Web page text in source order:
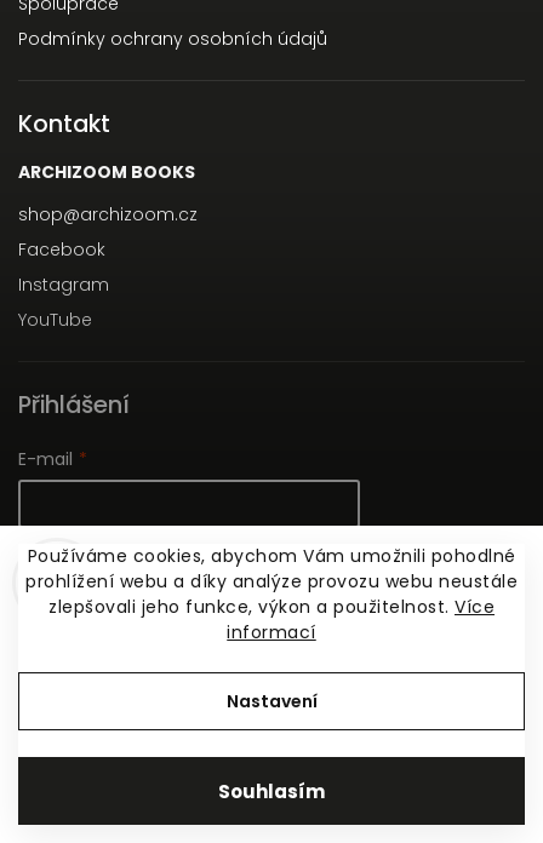
Používáme cookies, abychom Vám umožnili pohodlné
prohlížení webu a díky analýze provozu webu neustále
zlepšovali jeho funkce, výkon a použitelnost. Více
informací
Nastavení
Souhlasím
Podmínky ochrany osobních údajů
Kontakt
ARCHIZOOM BOOKS
shop@archizoom.cz
Facebook
Instagram
YouTube
Přihlášení
E-mail
Heslo
Přihlásit se
ARCHIZOOM BOOKS
vyhrazena.